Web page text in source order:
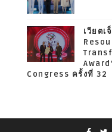
เวียตเ
Congress ครั้งที่ 32